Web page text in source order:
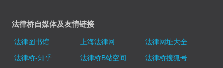
法律桥自媒体及友情链接
法律图书馆 上海法律网
法律网址大全
法律桥-知乎
法律桥B站空间
法律桥搜狐号